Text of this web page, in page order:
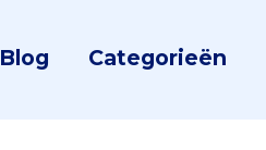
Blog Categorieën